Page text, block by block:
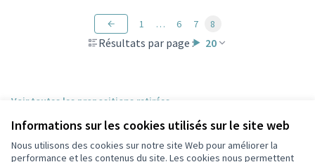
Informations sur les cookies utilisés sur le site web
Nous utilisons des cookies sur notre site Web pour améliorer la
performance et les contenus du site. Les cookies nous permettent
Résultats par page : 20
1 … 6 7 8
Voir toutes les propositions retirées
Conditions d'utilisation